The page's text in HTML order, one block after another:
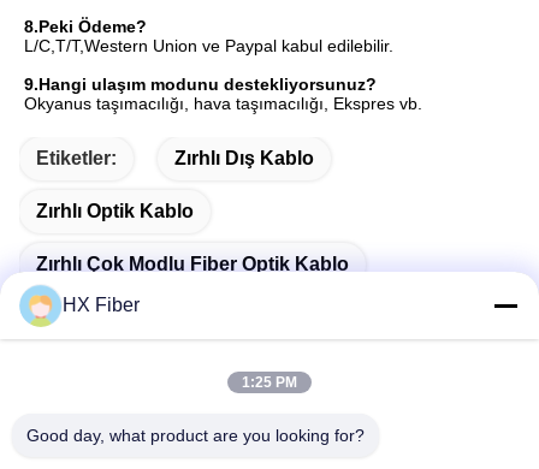
8.Peki Ödeme?
L/C,T/T,Western Union ve Paypal kabul edilebilir.
9.Hangi ulaşım modunu destekliyorsunuz?
Okyanus taşımacılığı, hava taşımacılığı, Ekspres vb.
Etiketler: Zırhlı Dış Kablo
Zırhlı Optik Kablo
Zırhlı Çok Modlu Fiber Optik Kablo
HX Fiber
1:25 PM
Good day, what product are you looking for?